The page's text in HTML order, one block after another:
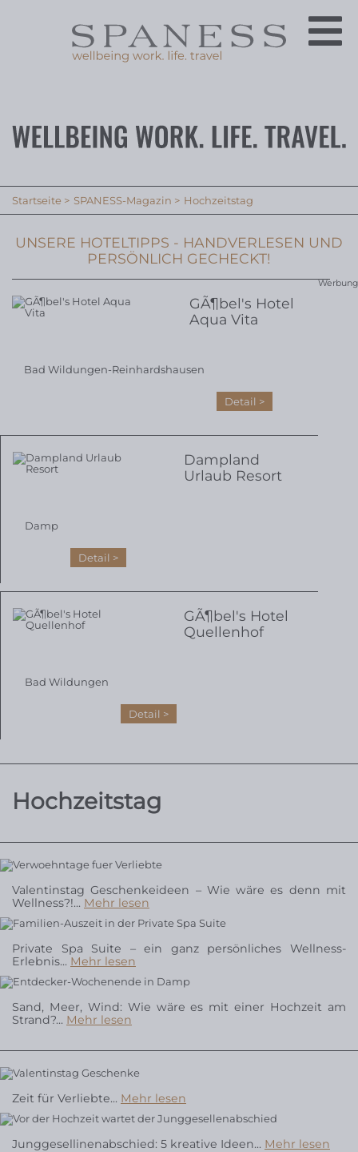
Startseite SPANESS-Magazin Hochzeitstag
UNSERE HOTELTIPPS - HANDVERLESEN UND
PERSÖNLICH GECHECKT!
Werbung
GÃ¶bel's Hotel
Aqua Vita
Bad Wildungen-Reinhardshausen
Detail
Dampland
Urlaub Resort
Damp
Detail
GÃ¶bel's Hotel
Quellenhof
Bad Wildungen
Detail
Hochzeitstag
VALENTINSTAG
Valentinstag Geschenkeideen – Wie wäre es denn mit
Wellness?!... Mehr lesen
WELLNESSURLAUB
Private Spa Suite – ein ganz persönliches Wellness-
Erlebnis... Mehr lesen
WELLNESSHOTEL
Sand, Meer, Wind: Wie wäre es mit einer Hochzeit am
Strand?... Mehr lesen
VALENTINSTAG
Zeit für Verliebte... Mehr lesen
THERMALBAD
Junggesellinenabschied: 5 kreative Ideen... Mehr lesen